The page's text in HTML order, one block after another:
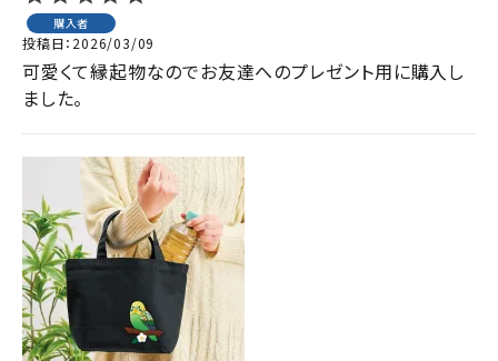
購入者
投稿日 2026/03/09
可愛くて縁起物なのでお友達へのプレゼント用に購入し
ました。